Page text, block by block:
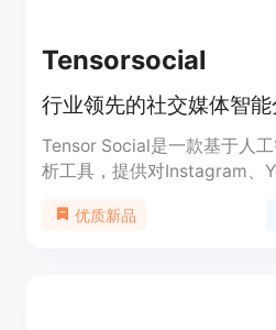
Tensorsocial
行业领先的社交媒体智
Tensor Social是一款基于人
析工具，提供对Instagram、
社交媒体用户的消费者数据
优质新品